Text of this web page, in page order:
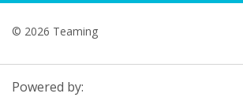
© 2026 Teaming
Powered by: